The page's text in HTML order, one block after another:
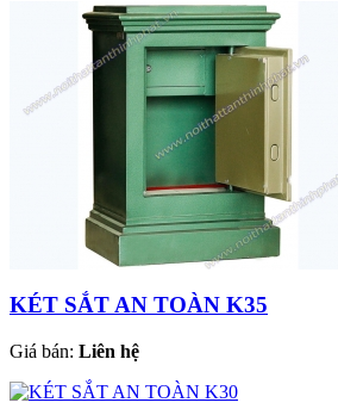
KÉT SẮT AN TOÀN K35
Giá bán: Liên hệ